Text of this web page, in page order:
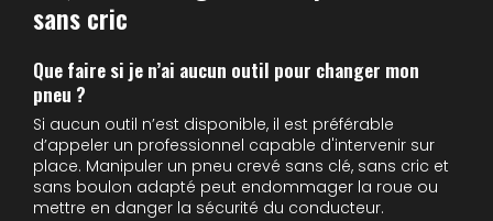
sans cric
Que faire si je n’ai aucun outil pour changer mon
pneu ?
Si aucun outil n’est disponible, il est préférable
d’appeler un professionnel capable d'intervenir sur
place. Manipuler un pneu crevé sans clé, sans cric et
sans boulon adapté peut endommager la roue ou
mettre en danger la sécurité du conducteur.